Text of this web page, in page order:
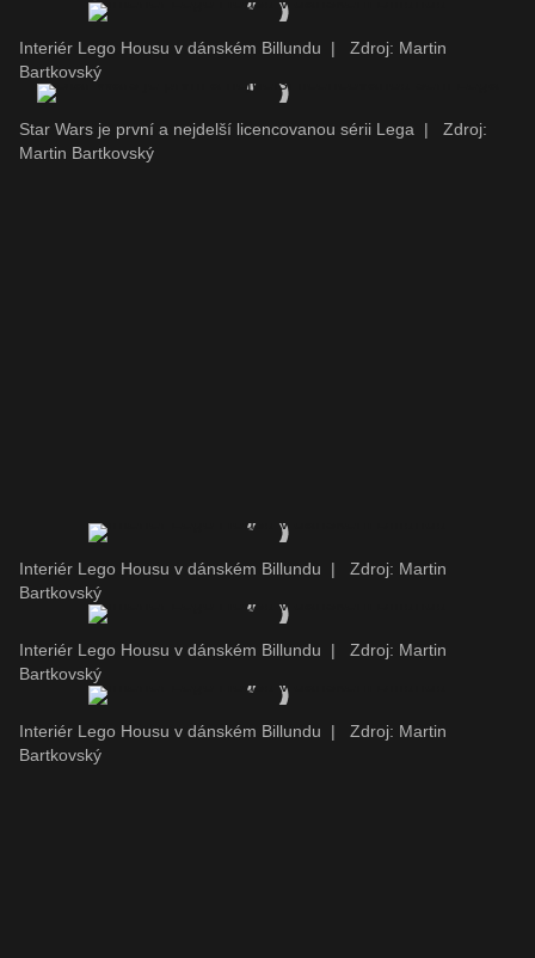
Interiér Lego Housu v dánském Billundu |
Zdroj: Martin
Bartkovský
Star Wars je první a nejdelší licencovanou sérii Lega |
Zdroj:
Martin Bartkovský
Interiér Lego Housu v dánském Billundu |
Zdroj: Martin
Bartkovský
Interiér Lego Housu v dánském Billundu |
Zdroj: Martin
Bartkovský
Interiér Lego Housu v dánském Billundu |
Zdroj: Martin
Bartkovský